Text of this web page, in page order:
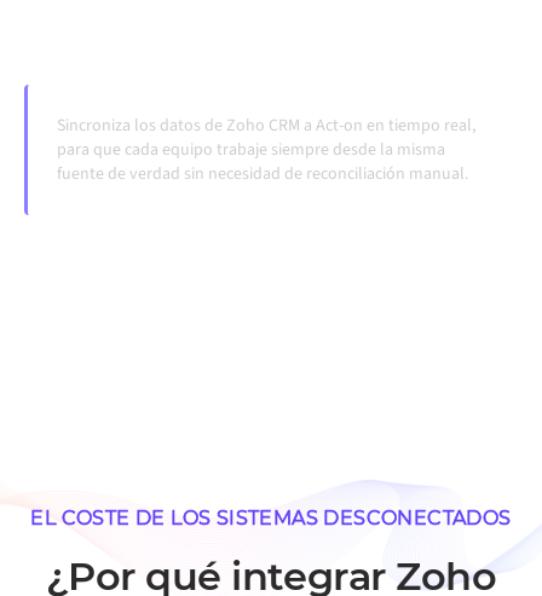
Sincroniza los datos de Zoho CRM a Act-on en tiempo real,
para que cada equipo trabaje siempre desde la misma
fuente de verdad sin necesidad de reconciliación manual.
EL COSTE DE LOS SISTEMAS DESCONECTADOS
¿Por qué integrar Zoho